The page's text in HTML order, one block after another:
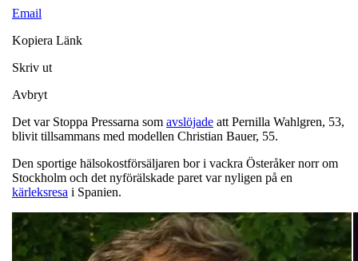
Email
Kopiera Länk
Skriv ut
Avbryt
Det var Stoppa Pressarna som avslöjade att Pernilla Wahlgren, 53,
blivit tillsammans med modellen Christian Bauer, 55.
Den sportige hälsokostförsäljaren bor i vackra Österåker norr om
Stockholm och det nyförälskade paret var nyligen på en
kärleksresa i Spanien.